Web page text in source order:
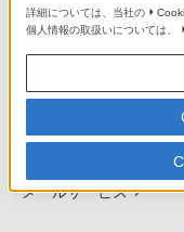
ソニーショップ（ソニ
ソニーストアの特典・
（長期保証、下取サー
定期クーポンのプレゼ
メールサービス
詳細については、当社の
個人情報の取扱いについては、